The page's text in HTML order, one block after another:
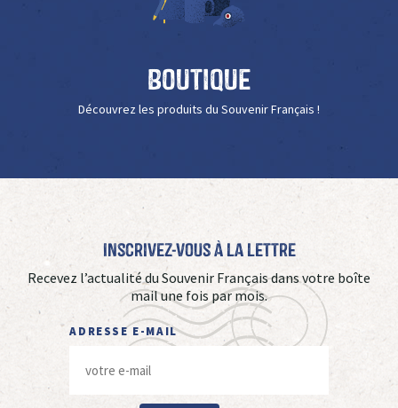
Boutique
Découvrez les produits du Souvenir Français !
Inscrivez-vous à La Lettre
Recevez l’actualité du Souvenir Français dans votre boîte
mail une fois par mois.
ADRESSE E-MAIL